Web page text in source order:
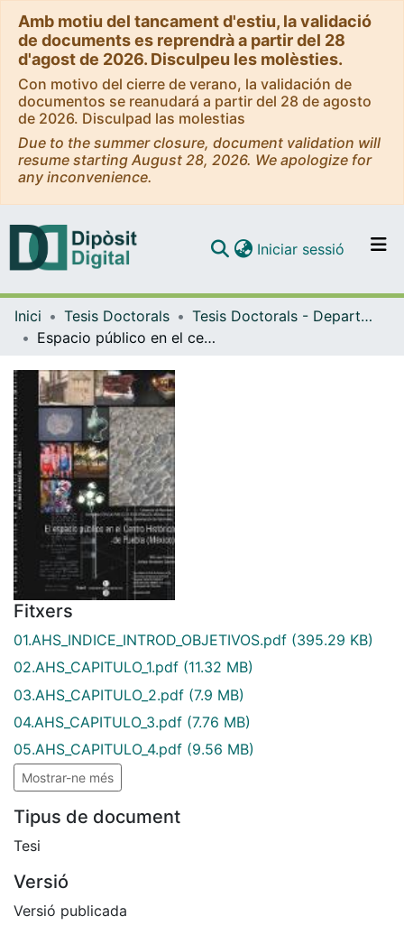
Amb motiu del tancament d'estiu, la validació
de documents es reprendrà a partir del 28
d'agost de 2026. Disculpeu les molèsties.
Con motivo del cierre de verano, la validación de
documentos se reanudará a partir del 28 de agosto
de 2026. Disculpad las molestias
Due to the summer closure, document validation will
resume starting August 28, 2026. We apologize for
any inconvenience.
Navega per tot el DD
Iniciar sessió (current)
Inici Tesis Doctorals
Tesis Doctorals - Departament - Escultura
Espacio público en el centro histórico de Puebla-México
Fitxers
01.AHS_INDICE_INTROD_OBJETIVOS.pdf (395.29 KB)
02.AHS_CAPITULO_1.pdf (11.32 MB)
03.AHS_CAPITULO_2.pdf (7.9 MB)
04.AHS_CAPITULO_3.pdf (7.76 MB)
05.AHS_CAPITULO_4.pdf (9.56 MB)
Mostrar-ne més
Tipus de document
Tesi
Versió
Versió publicada